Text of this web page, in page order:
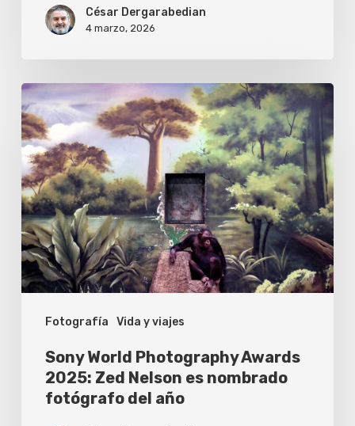
César Dergarabedian
4 marzo, 2026
Fotografía Vida y viajes
Sony
World
Photography
Awards
2025:
Zed
Nelson
es
nombrado
fotógrafo
Sony World Photography Awards
2025: Zed Nelson es nombrado
fotógrafo del año